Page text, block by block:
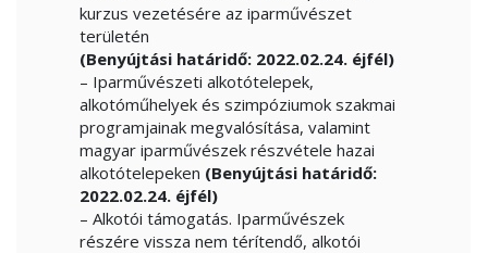
kurzus vezetésére az iparművészet
területén
(Benyújtási határidő: 2022.02.24. éjfél)
– Iparművészeti alkotótelepek,
alkotóműhelyek és szimpóziumok szakmai
programjainak megvalósítása, valamint
magyar iparművészek részvétele hazai
alkotótelepeken (Benyújtási határidő:
2022.02.24. éjfél)
– Alkotói támogatás. Iparművészek
részére vissza nem térítendő, alkotói